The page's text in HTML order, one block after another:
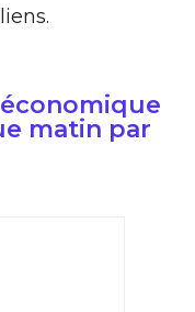
matin par